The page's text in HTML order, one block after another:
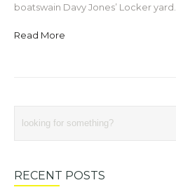
boatswain Davy Jones’ Locker yard.
Read More
RECENT POSTS